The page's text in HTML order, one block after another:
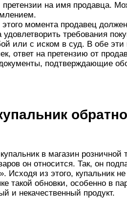
на имя продавца.
момента продавец
требования
или с иском в суд. В обе эти
ответ на претензию от
подтверждающие
в магазин розничной
он относится. Так, он
Исходя из этого, купальник
такой обновки, особенно в
и некачественный продукт.